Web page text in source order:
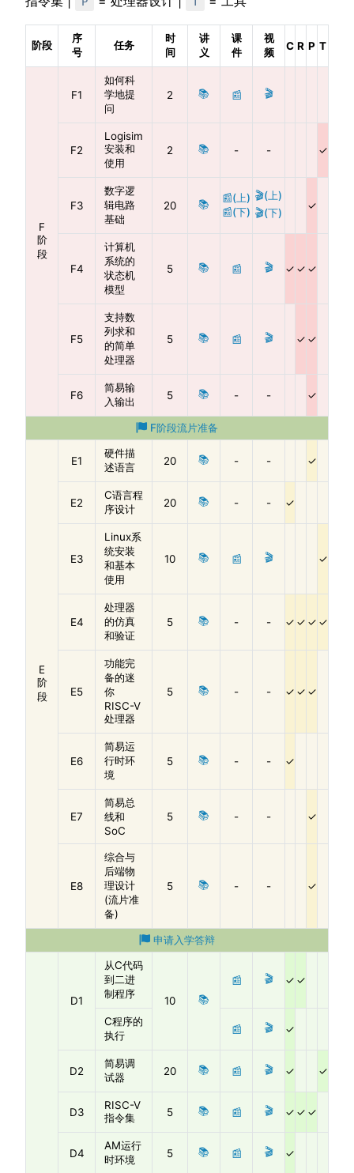
阶段
序
号
任务
时
间
讲
义
课
件
视
频
C R P T
F
阶
段
F1
如何科
学地提
问
2 📚 📰 🎬
F2
Logisim
安装和
使用
2 📚 - -
F3
数字逻
辑电路
基础
20 📚
📰(上)
📰(下)
🎬(上)
🎬(下)
F4
计算机
系统的
状态机
模型
5 📚 📰 🎬
F5
支持数
列求和
的简单
处理器
5 📚 📰 🎬
F6
简易输
入输出
5 📚 - -
F阶段流片准备
E
阶
段
E1
硬件描
述语言
20 📚 - -
E2
C语言程
序设计
20 📚 - -
E3
Linux系
统安装
和基本
使用
10 📚 📰 🎬
E4
处理器
的仿真
和验证
5 📚 - -
E5
功能完
备的迷
你
RISC-V
处理器
5 📚 - -
E6
简易运
行时环
境
5 📚 - -
E7
简易总
线和
SoC
5 📚 - -
E8
综合与
后端物
理设计
(流片准
备)
5 📚 - -
申请入学答辩
D1
从C代码
到二进
制程序
10 📚
📰 🎬
C程序的
执行
📰 🎬
D2
简易调
试器
20 📚 📰 🎬
D3
RISC-V
指令集
5 📚 📰 🎬
D4
AM运行
时环境
5 📚 📰 🎬